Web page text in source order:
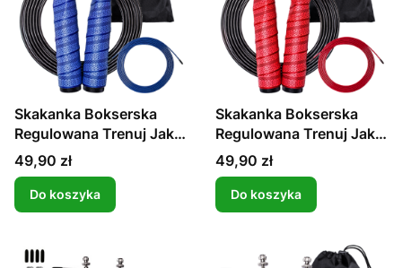
Skakanka Bokserska
Regulowana Trenuj Jak
ROCKY
Cena
49,90 zł
Do koszyka
Skakanka Bokserska
Regulowana Trenuj Jak
ROCKY
Cena
49,90 zł
Do koszyka